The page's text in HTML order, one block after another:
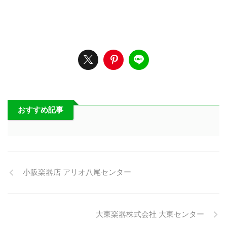
おすすめ記事
小阪楽器店 アリオ八尾センター
大東楽器株式会社 大東センター